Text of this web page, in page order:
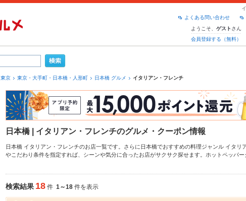
よくある問い合わせ
ようこそ、 ゲスト さん
会員登録する（無料）
東京 東京・大手町・日本橋・人形町 日本橋 グルメ イタリアン・フレンチ
日本橋 | イタリアン・フレンチのグルメ・クーポン情報
日本橋 イタリアン・フレンチのお店一覧です。さらに日本橋でおすすめの料理ジャンル イタリ
やこだわり条件を指定すれば、シーンや気分に合ったお店がサクサク探せます。ホットペッパ
や季節のおすすめ料理など、お店の最新情報
検索結果 18 件 1～18 件を表示